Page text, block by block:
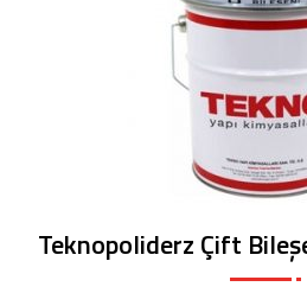
Teknopoliderz Çift